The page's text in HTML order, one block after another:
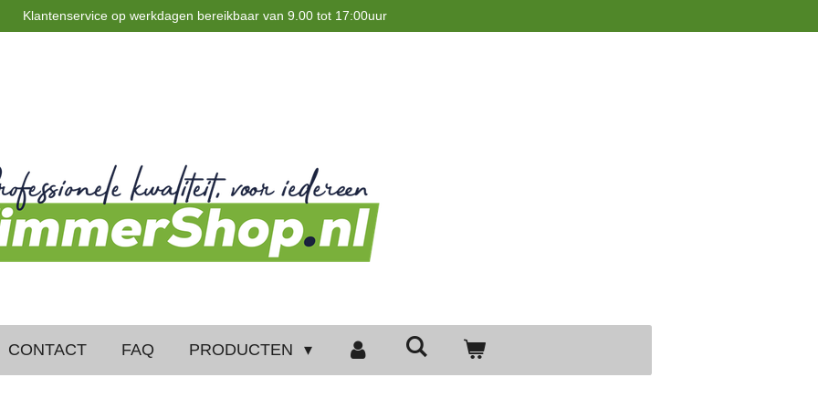
Klantenservice op werkdagen bereikbaar van 9.00 tot 17:00uur
CONTACT FAQ PRODUCTEN